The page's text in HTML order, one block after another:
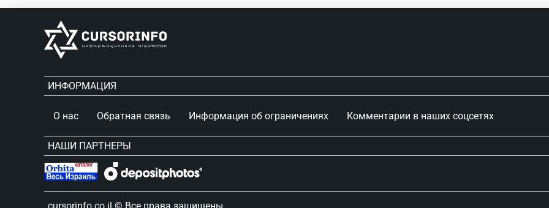
ИНФОРМАЦИЯ
О нас Обратная связь Информация об ограничениях Комментарии в наших соцсетях
НАШИ ПАРТНЕРЫ